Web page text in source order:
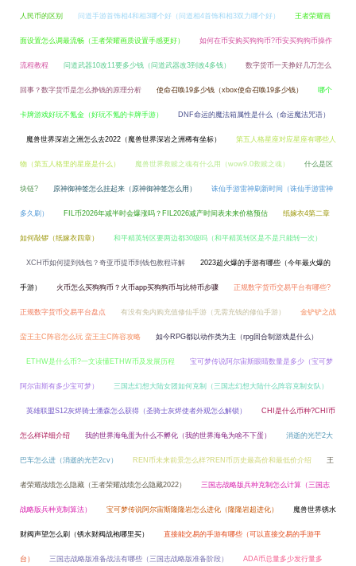
人民币的区别 问道手游首饰相4和相3哪个好（问道相4首饰和相3双力哪个好） 王者荣耀画
面设置怎么调最流畅（王者荣耀画质设置手感更好） 如何在币安购买狗狗币?币安买狗狗币操作
流程教程 问道武器10改11要多少钱（问道武器改3到改4多钱） 数字货币一天挣好几万怎么
回事？数字货币是怎么挣钱的原理分析 使命召唤19多少钱（xbox使命召唤19多少钱） 哪个
卡牌游戏好玩不氪金（好玩不氪的卡牌手游） DNF命运的魔法箱属性是什么（命运魔法咒语）
魔兽世界深岩之洲怎么去2022（魔兽世界深岩之洲稀有坐标） 第五人格星座对应星座有哪些人
物（第五人格里的星座是什么） 魔兽世界救赎之魂有什么用（wow9.0救赎之魂） 什么是区
块链? 原神御神签怎么挂起来（原神御神签怎么用） 诛仙手游雷神刷新时间（诛仙手游雷神
多久刷） FIL币2026年减半时会爆涨吗？FIL2026减产时间表未来价格预估 纸嫁衣4第二章
如何敲锣（纸嫁衣四章） 和平精英转区要两边都30级吗（和平精英转区是不是只能转一次）
XCH币如何提到钱包？奇亚币提币到钱包教程详解 2023超火爆的手游有哪些（今年最火爆的
手游） 火币怎么买狗狗币？火币app买狗狗币与比特币步骤 正规数字货币交易平台有哪些?
正规数字货币交易平台盘点 有没有免内购充值修仙手游（无需充钱的修仙手游） 金铲铲之战
蛮王主C阵容怎么玩 蛮王主C阵容攻略 如今RPG都以动作类为主（rpg回合制游戏是什么）
ETHW是什么币?一文读懂ETHW币及发展历程 宝可梦传说阿尔宙斯眼睛数量是多少（宝可梦
阿尔宙斯有多少宝可梦） 三国志幻想大陆女团如何克制（三国志幻想大陆什么阵容克制女队）
英雄联盟S12灰烬骑士潘森怎么获得（圣骑士灰烬使者外观怎么解锁） CHI是什么币种?CHI币
怎么样详细介绍 我的世界海龟蛋为什么不孵化（我的世界海龟为啥不下蛋） 消逝的光芒2大
巴车怎么进（消逝的光芒2cv） REN币未来前景怎么样?REN币历史最高价和最低价介绍 王
者荣耀战绩怎么隐藏（王者荣耀战绩怎么隐藏2022） 三国志战略版兵种克制怎么计算（三国志
战略版兵种克制算法） 宝可梦传说阿尔宙斯隆隆岩怎么进化（隆隆岩超进化） 魔兽世界锈水
财阀声望怎么刷（锈水财阀战袍哪里买） 直接能交易的手游有哪些（可以直接交易的手游平
台） 三国志战略版准备战法有哪些（三国志战略版准备阶段） ADA币总量多少发行量多